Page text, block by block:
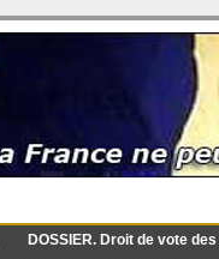
DOSSIER. Droit de vote